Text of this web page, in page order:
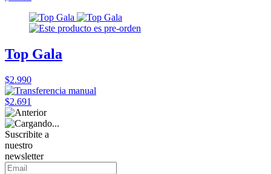
Top Gala
$2.990
$2.691
Suscribite a
nuestro
newsletter